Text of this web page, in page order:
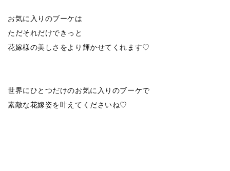
お気に入りのブーケは
ただそれだけできっと
花嫁様の美しさをより輝かせてくれます♡
世界にひとつだけのお気に入りのブーケで
素敵な花嫁姿を叶えてくださいね♡